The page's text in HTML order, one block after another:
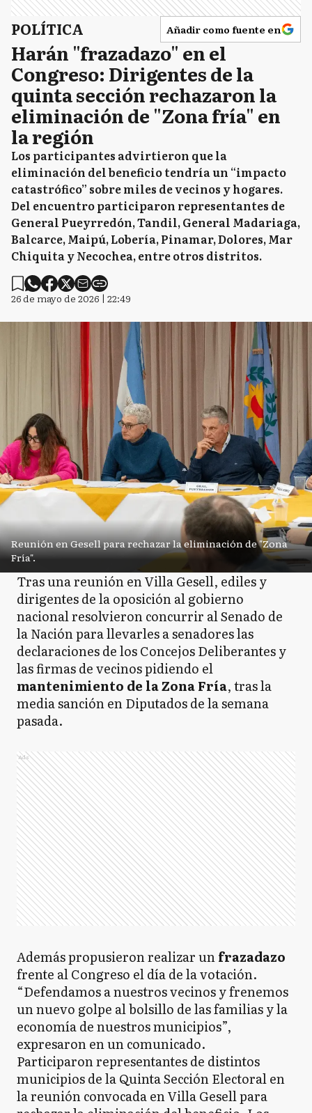
POLÍTICA Añadir como fuente en
Harán "frazadazo" en el
Congreso: Dirigentes de la
quinta sección rechazaron la
eliminación de "Zona fría" en
la región
Los participantes advirtieron que la
eliminación del beneficio tendría un “impacto
catastrófico” sobre miles de vecinos y hogares.
Del encuentro participaron representantes de
General Pueyrredón, Tandil, General Madariaga,
Balcarce, Maipú, Lobería, Pinamar, Dolores, Mar
Chiquita y Necochea, entre otros distritos.
26 de mayo de 2026 | 22:49
Reunión en Gesell para rechazar la eliminación de "Zona
Fría".
Tras una reunión en Villa Gesell, ediles y
dirigentes de la oposición al gobierno
nacional resolvieron concurrir al Senado de
la Nación para llevarles a senadores las
declaraciones de los Concejos Deliberantes y
las firmas de vecinos pidiendo el
mantenimiento de la Zona Fría, tras la
media sanción en Diputados de la semana
pasada.
Ads
Además propusieron realizar unfrazadazo
frente al Congreso el día de la votación.
“Defendamos a nuestros vecinos y frenemos
un nuevo golpe al bolsillo de las familias y la
economía de nuestros municipios”,
expresaron en un comunicado.
Participaron representantes de distintos
municipios de la Quinta Sección Electoral en
la reunión convocada en Villa Gesell para